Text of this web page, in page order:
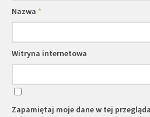
Nazwa *
Witryna internetowa
Zapamiętaj moje dane w tej